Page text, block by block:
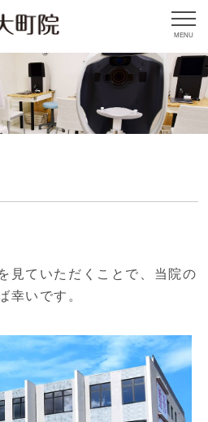
MENU
見ていただくことで、当院の
幸いです。